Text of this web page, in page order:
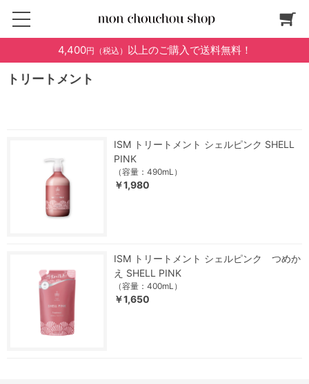
4,400円（税込） 以上のご購入で送料無料！
トリートメント
ISM トリートメント シェルピンク SHELL
PINK
（容量：490mL）
￥1,980
ISM トリートメント シェルピンク つめか
え SHELL PINK
（容量：400mL）
￥1,650